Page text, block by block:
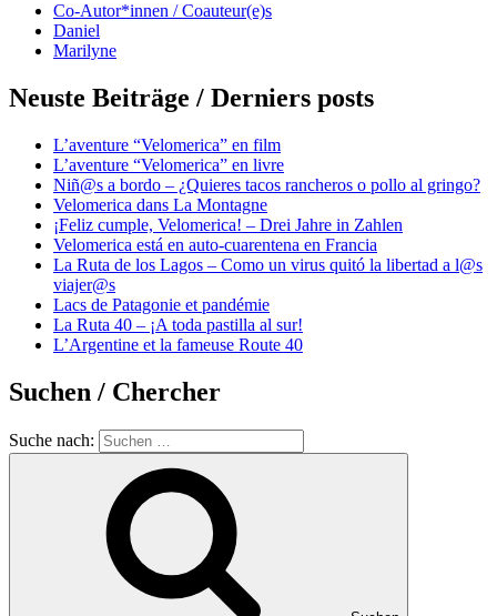
Co-Autor*innen / Coauteur(e)s
Daniel
Marilyne
Neuste Beiträge / Derniers posts
L’aventure “Velomerica” en film
L’aventure “Velomerica” en livre
Niñ@s a bordo – ¿Quieres tacos rancheros o pollo al gringo?
Velomerica dans La Montagne
¡Feliz cumple, Velomerica! – Drei Jahre in Zahlen
Velomerica está en auto-cuarentena en Francia
La Ruta de los Lagos – Como un virus quitó la libertad a l@s
viajer@s
Lacs de Patagonie et pandémie
La Ruta 40 – ¡A toda pastilla al sur!
L’Argentine et la fameuse Route 40
Suchen / Chercher
Suche nach: